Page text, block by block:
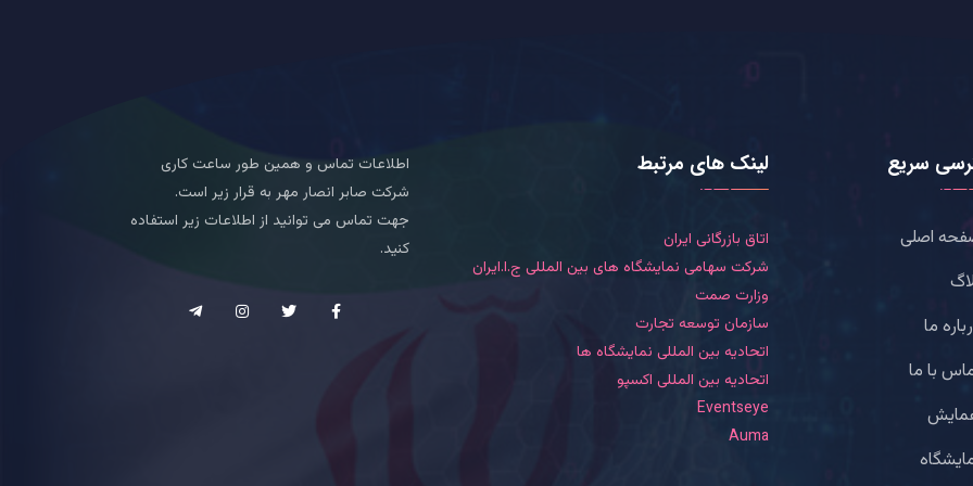
سریع
اصلی
ما
با ما
لینک های مرتبط
اتاق بازرگانی ایران
شرکت سهامی نمایشگاه های بین المللی ج.ا.ایران
وزارت صمت
سازمان توسعه تجارت
اتحادیه بین المللی نمایشگاه ها
اتحادیه بین المللی اکسپو
Eventseye
Auma
اطلاعات تماس و همین طور ساعت کاری
شرکت صابر انصار مهر به قرار زیر است.
جهت تماس می توانید از اطلاعات زیر استفاده
کنید.